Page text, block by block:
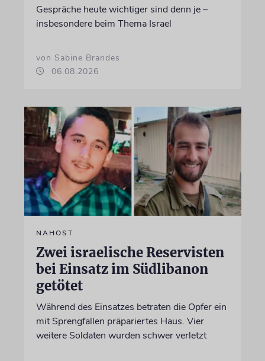
Gespräche heute wichtiger sind denn je –
insbesondere beim Thema Israel
von Sabine Brandes
06.08.2026
NAHOST
Zwei israelische Reservisten
bei Einsatz im Südlibanon
getötet
Während des Einsatzes betraten die Opfer ein
mit Sprengfallen präpariertes Haus. Vier
weitere Soldaten wurden schwer verletzt